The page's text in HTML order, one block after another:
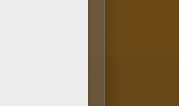
femeninos